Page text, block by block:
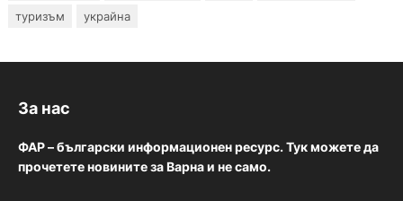
туризъм
украйна
За нас
ФАР – български информационен ресурс. Тук можете да
прочетете новините за Варна и не само.